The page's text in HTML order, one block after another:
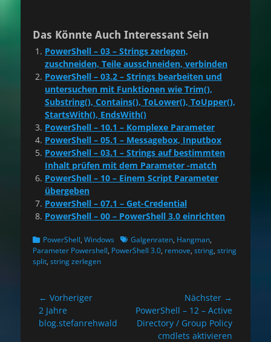
Das Könnte Auch Interessant Sein
PowerShell – 03 – Strings zerlegen,
zuschneiden, Teile ausschneiden, verbinden
PowerShell – 03.2 – Strings bearbeiten und
untersuchen mit Funktionen wie Trim(),
Substring(), Contains(), ToLower(), ToUpper(),
StartsWith(), EndsWith()
PowerShell – 10.1 – Komplexe Parameter
PowerShell – 05.1 – Messagebox, Inputbox
PowerShell – 03.1 – Strings auf bestimmten
Inhalt prüfen mit dem Parameter -match
PowerShell – 10 – Einem Script Parameter
übergeben
PowerShell – 07.1 – Get-Credential
PowerShell – 00 – PowerShell 3.0 einrichten
Kategorien
PowerShell, Windows Schlagworte
Galgenraten, Hangman,
Parameter Powershell, PowerShell 3.0, remove, string, string
split, string zerlegen
Beitragsnavigation
← Vorheriger
Vorheriger
Beitrag:
2 Jahre
blog.stefanrehwald
Nächster →
Nächster
Beitrag:
PowerShell – 12 – Active
Directory / Group Policy
cmdlets aktivieren